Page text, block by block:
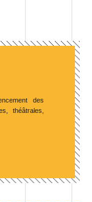
des
théâtrales,